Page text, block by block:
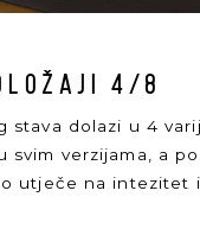
4/8
stava dolazi u 4
svim verzijama, a
utječe na intezitet